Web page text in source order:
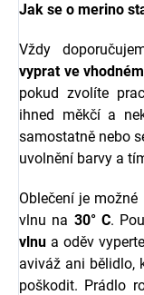
Jak se o merino
Vždy
vyprat ve
pokud zvolíte
ihned měkčí a
samostatně nebo
uvolnění barvy a
Oblečení je
vlnu na 30° C.
vlnu a oděv
aviváž ani bělidlo,
poškodit. Prádlo